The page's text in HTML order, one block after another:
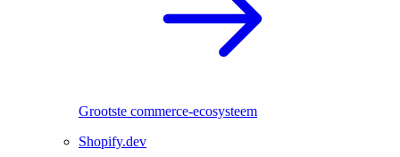
Grootste commerce-ecosysteem
Shopify.dev